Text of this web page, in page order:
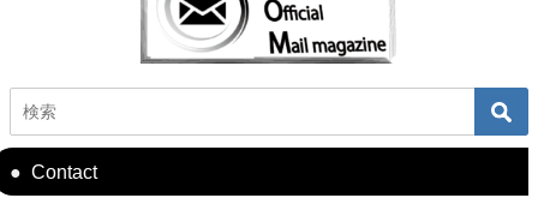
Contact